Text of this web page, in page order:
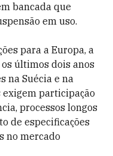
bancada que
em uso.
para a Europa, a
últimos dois anos
na Suécia e na
exigem participação
processos longos
de especificações
no mercado